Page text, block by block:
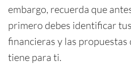
embargo, recuerda que
primero debes identificar
financieras y las propuestas
tiene para ti.